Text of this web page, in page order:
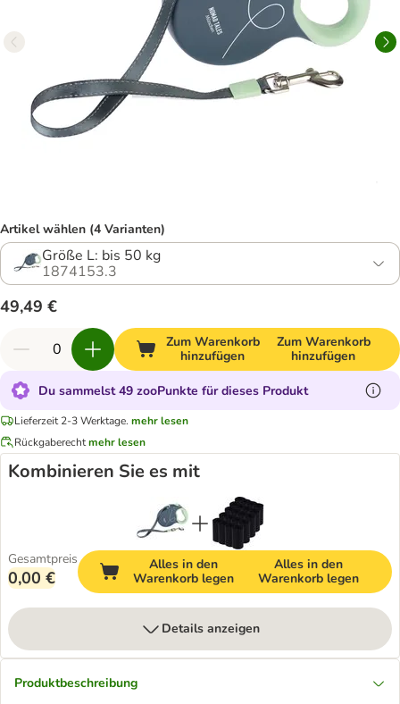
Artikel wählen (4 Varianten)
Größe L: bis 50 kg
1874153.3
49,49 €
Zum Warenkorb
hinzufügen
Zum Warenkorb
hinzufügen
Du sammelst 49 zooPunkte für dieses Produkt
Lieferzeit 2-3 Werktage. mehr lesen
Rückgaberechtmehr lesen
Kombinieren Sie es mit
Gesamtpreis
0,00 €
Alles in den
Warenkorb legen
Alles in den
Warenkorb legen
Details anzeigen
Produktbeschreibung